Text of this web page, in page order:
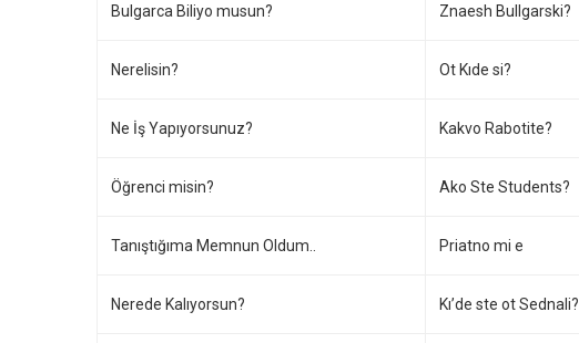
Bulgarca Biliyo musun? Znaesh Bullgarski?
Nerelisin? Ot Kıde si?
Ne İş Yapıyorsunuz? Kakvo Rabotite?
Öğrenci misin? Ako Ste Students?
Tanıştığıma Memnun Oldum.. Priatno mi e
Nerede Kalıyorsun? Kı’de ste ot Sednali?